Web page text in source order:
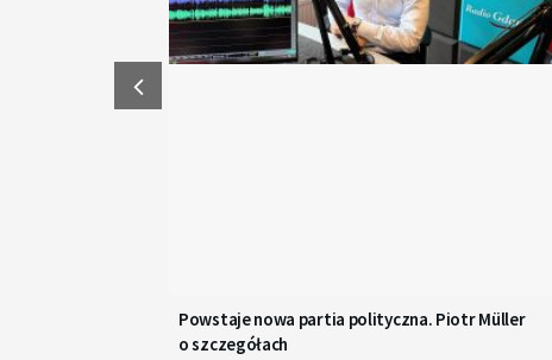
Powstaje nowa partia polityczna. Piotr Müller
o szczegółach